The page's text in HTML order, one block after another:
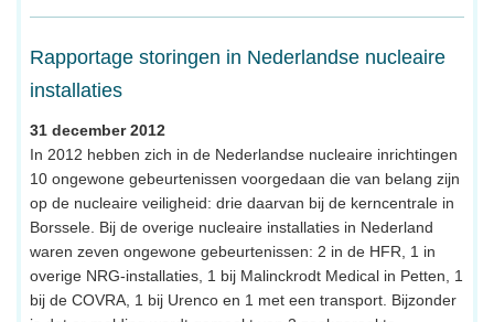
Rapportage storingen in Nederlandse nucleaire
installaties
31 december 2012
In 2012 hebben zich in de Nederlandse nucleaire inrichtingen
10 ongewone gebeurtenissen voorgedaan die van belang zijn
op de nucleaire veiligheid: drie daarvan bij de kerncentrale in
Borssele. Bij de overige nucleaire installaties in Nederland
waren zeven ongewone gebeurtenissen: 2 in de HFR, 1 in
overige NRG-installaties, 1 bij Malinckrodt Medical in Petten, 1
bij de COVRA, 1 bij Urenco en 1 met een transport. Bijzonder